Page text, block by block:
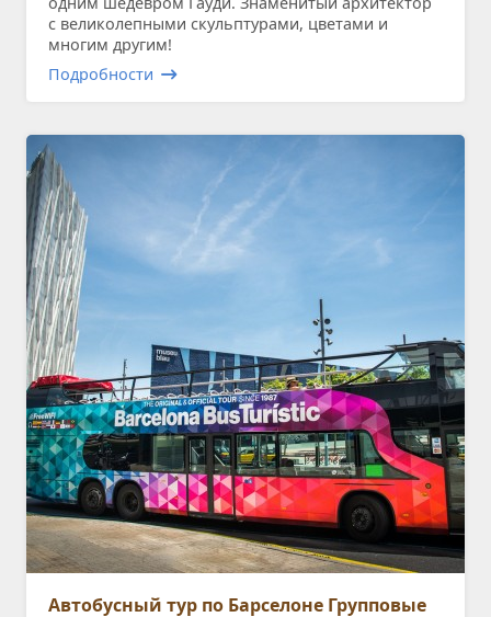
с великолепными скульптурами, цветами и
многим другим!
Подробности
Автобусный тур по Барселоне Групповые